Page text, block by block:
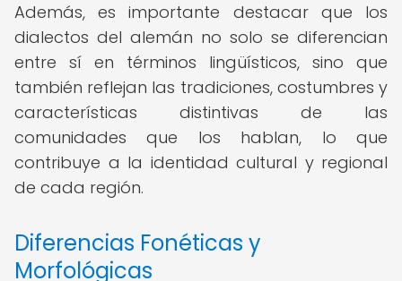
Además, es importante destacar que los
dialectos del alemán no solo se diferencian
entre sí en términos lingüísticos, sino que
también reflejan las tradiciones, costumbres y
características distintivas de las
comunidades que los hablan, lo que
contribuye a la identidad cultural y regional
de cada región.
Diferencias Fonéticas y
Morfológicas